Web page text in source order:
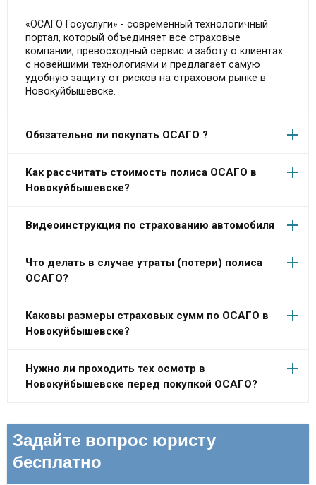
«ОСАГО Госуслуги» - современный технологичный
портал, который объединяет все страховые
компании, превосходный сервис и заботу о клиентах
с новейшими технологиями и предлагает самую
удобную защиту от рисков на страховом рынке в
Новокуйбышевске.
Обязательно ли покупать ОСАГО ?
Как рассчитать стоимость полиса ОСАГО в
Новокуйбышевске?
Видеоинструкция по страхованию автомобиля
Что делать в случае утраты (потери) полиса
ОСАГО?
Каковы размеры страховых сумм по ОСАГО в
Новокуйбышевске?
Нужно ли проходить тех осмотр в
Новокуйбышевске перед покупкой ОСАГО?